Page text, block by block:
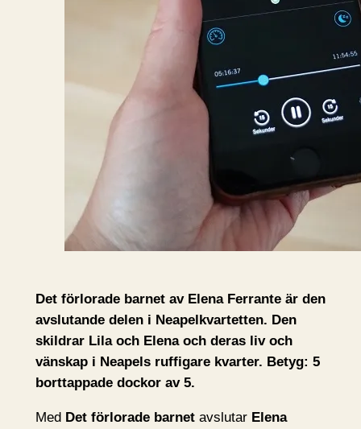
Det förlorade barnet av Elena Ferrante är den
avslutande delen i Neapelkvartetten. Den
skildrar Lila och Elena och deras liv och
vänskap i Neapels ruffigare kvarter. Betyg: 5
borttappade dockor av 5.
Med Det förlorade barnetavslutar Elena